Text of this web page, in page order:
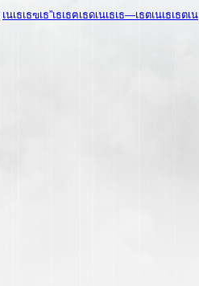
เนเธเธฃเธ”เธเธฅเธดเนเธเธ—เธตเนเธเธตเน